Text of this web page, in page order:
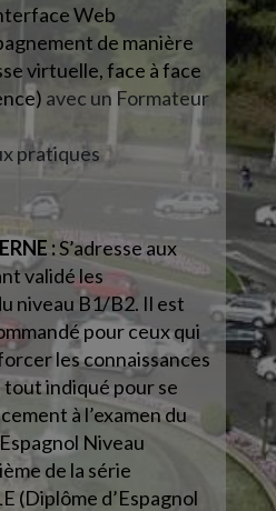
Web
de manière
virtuelle, face à face
avec un Formateur
pratiques
:S’adresse aux
validé les
niveau B1/B2. Il est
pour ceux qui
les connaissances
tout indiqué pour se
à l’examen du
Niveau
de la série
(Diplôme d’Espagnol